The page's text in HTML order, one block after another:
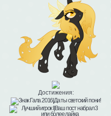
Достижения: